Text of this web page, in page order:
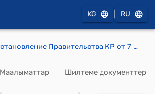
KG RU
Постановление Правительства КР от 7 августа 1996 года N 365 "Вопросы Государственного агентства по лесному хозяйству при Правительстве Кыргызской Республики"
Маалыматтар Шилтеме документтер